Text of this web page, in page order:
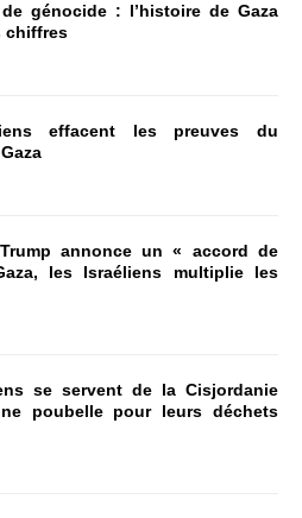
génocide : l’histoire de Gaza
chiffres
effacent les preuves du
annonce un « accord de
les Israéliens multiplie les
se servent de la Cisjordanie
poubelle pour leurs déchets